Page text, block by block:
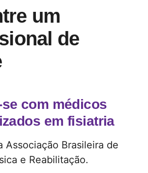
um
de
com médicos
em fisiatria
Associação Brasileira de
e Reabilitação.